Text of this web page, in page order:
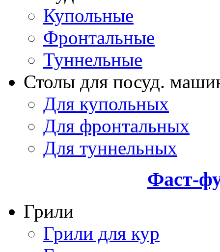
Купольные
Фронтальные
Туннельные
Столы для посуд.
Для купольных
Для фронтальных
Для туннельных
Фаст-
Грили
Грили для кур